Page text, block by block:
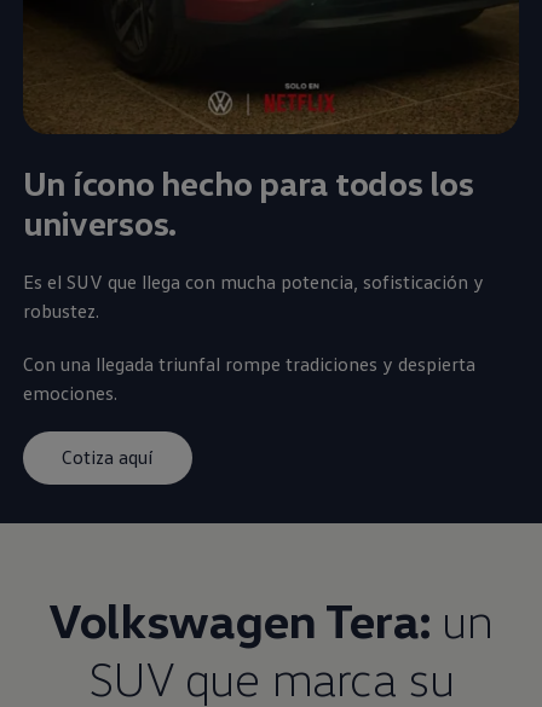
Un ícono hecho para todos los
universos.
Es el SUV que llega con mucha potencia, sofisticación y
robustez.
Con una llegada triunfal rompe tradiciones y despierta
emociones.
Cotiza aquí
Volkswagen Tera: un
SUVque marca su